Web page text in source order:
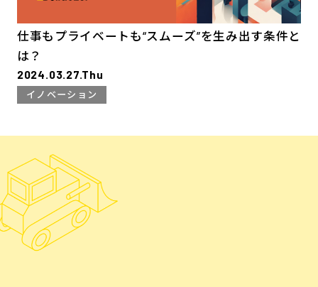
仕事もプライベートも“スムーズ”を生み出す条件と
は？
2024.03.27.Thu
イノベーション